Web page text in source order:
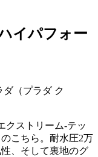
イパフォー
（プラダ ク
クストリーム-テッ
こちら。耐水圧2万
、そして裏地のグ